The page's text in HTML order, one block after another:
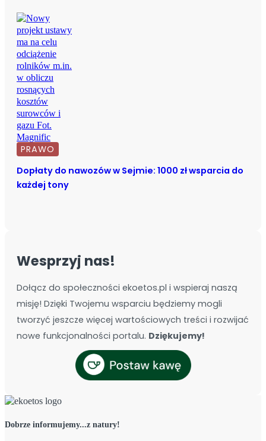
PRAWO
Dopłaty do nawozów w Sejmie: 1000 zł wsparcia do
każdej tony
Wesprzyj nas!
Dołącz do społeczności ekoetos.pl i wspieraj naszą
misję! Dzięki Twojemu wsparciu będziemy mogli
tworzyć jeszcze więcej wartościowych treści i rozwijać
nowe funkcjonalności portalu. Dziękujemy!
Dobrze informujemy...z natury!